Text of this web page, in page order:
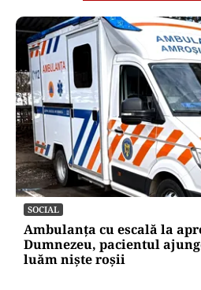
SOCIAL
Ambulanța cu escală la
Dumnezeu, pacientul
luăm niște roșii